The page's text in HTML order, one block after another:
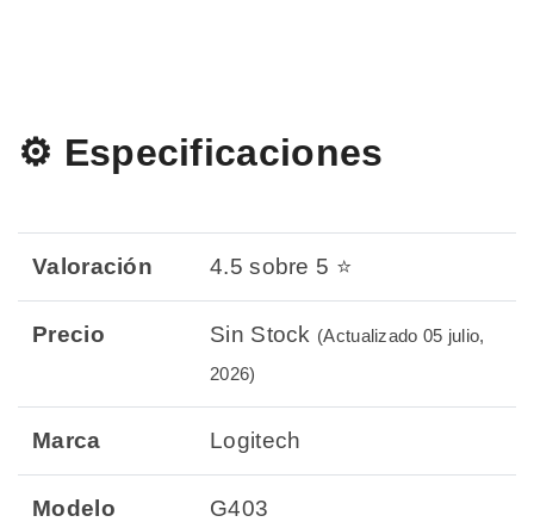
⚙️ Especificaciones
Valoración 4.5 sobre 5 ⭐
Precio Sin Stock (Actualizado 05 julio,
2026)
Marca Logitech
Modelo G403